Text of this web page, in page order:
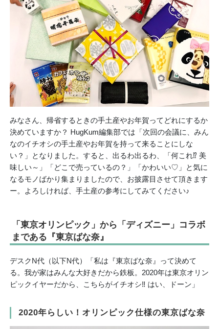
みなさん、帰省するときの手土産やお年賀ってどれにするか
決めていますか？ HugKum編集部では「次回の会議に、みん
なのイチオシの手土産やお年賀を持って来ることにしな
い？」となりました。すると、出るわ出るわ、「何これ⁉ 美
味しい～」「どこで売っているの？」「かわいい♡」と気に
なるモノばかり集まりましたので、お披露目させて頂きます
ー。よろしければ、手土産の参考にしてみてください♪
「東京オリンピック」から「ディズニー」コラボ
まである『東京ばな奈』
デスクN代（以下N代）「私は『東京ばな奈』って決めて
る。我が家はみんな大好きだから鉄板。2020年は東京オリン
ピックイヤーだから、こちらがイチオシ‼ はい、ドーン」
2020年らしい！オリンピック仕様の東京ばな奈